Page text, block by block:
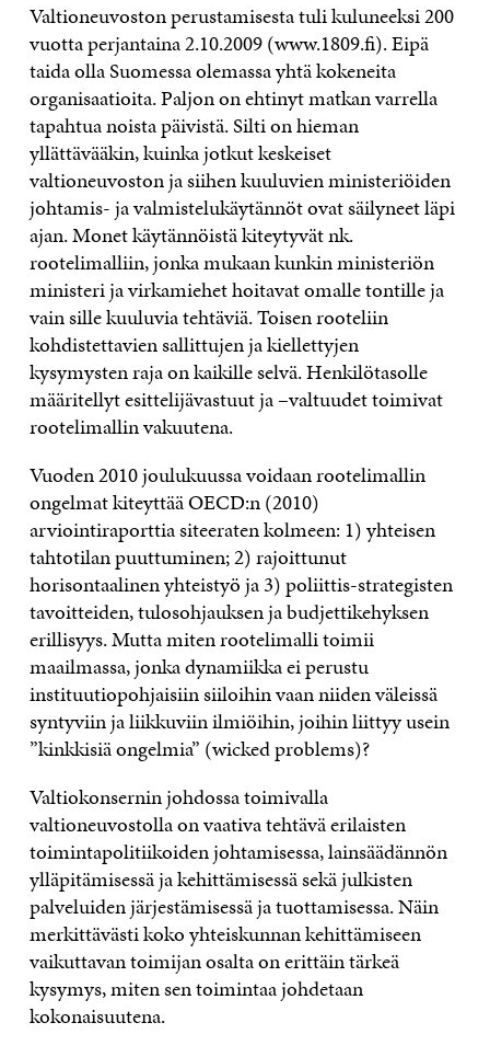
Valtioneuvoston perustamisesta tuli kuluneeksi 200
vuotta perjantaina 2.10.2009 (www.1809.fi). Eipä
taida olla Suomessa olemassa yhtä kokeneita
organisaatioita. Paljon on ehtinyt matkan varrella
tapahtua noista päivistä. Silti on hieman
yllättävääkin, kuinka jotkut keskeiset
valtioneuvoston ja siihen kuuluvien ministeriöiden
johtamis- ja valmistelukäytännöt ovat säilyneet läpi
ajan. Monet käytännöistä kiteytyvät nk.
rootelimalliin, jonka mukaan kunkin ministeriön
ministeri ja virkamiehet hoitavat omalle tontille ja
vain sille kuuluvia tehtäviä. Toisen rooteliin
kohdistettavien sallittujen ja kiellettyjen
kysymysten raja on kaikille selvä. Henkilötasolle
määritellyt esittelijävastuut ja –valtuudet toimivat
rootelimallin vakuutena.
Vuoden 2010 joulukuussa voidaan rootelimallin
ongelmat kiteyttää OECD:n (2010)
arviointiraporttia siteeraten kolmeen: 1) yhteisen
tahtotilan puuttuminen; 2) rajoittunut
horisontaalinen yhteistyö ja 3) poliittis-strategisten
tavoitteiden, tulosohjauksen ja budjettikehyksen
erillisyys. Mutta miten rootelimalli toimii
maailmassa, jonka dynamiikka ei perustu
instituutiopohjaisiin siiloihin vaan niiden väleissä
syntyviin ja liikkuviin ilmiöihin, joihin liittyy usein
”kinkkisiä ongelmia” (wicked problems)?
Valtiokonsernin johdossa toimivalla
valtioneuvostolla on vaativa tehtävä erilaisten
toimintapolitiikoiden johtamisessa, lainsäädännön
ylläpitämisessä ja kehittämisessä sekä julkisten
palveluiden järjestämisessä ja tuottamisessa. Näin
merkittävästi koko yhteiskunnan kehittämiseen
vaikuttavan toimijan osalta on erittäin tärkeä
kysymys, miten sen toimintaa johdetaan
kokonaisuutena.